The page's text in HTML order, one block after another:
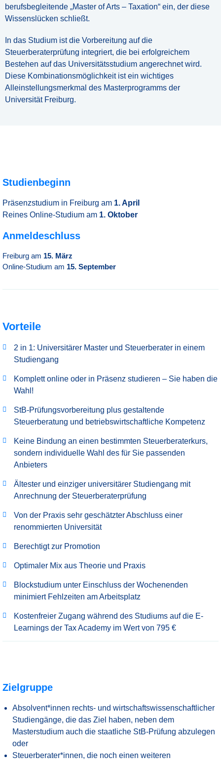
berufsbegleitende „Master of Arts – Taxation“ ein, der diese
Wissenslücken schließt.
In das Studium ist die Vorbereitung auf die
Steuerberaterprüfung integriert, die bei erfolgreichem
Bestehen auf das Universitätsstudium angerechnet wird.
Diese Kombinationsmöglichkeit ist ein wichtiges
Alleinstellungsmerkmal des Masterprogramms der
Universität Freiburg.
Studienbeginn
Präsenzstudium in Freiburg am 1. April
Reines Online-Studium am 1. Oktober
Anmeldeschluss
Freiburg am 15. März
Online-Studium am 15. September
Vorteile
2 in 1: Universitärer Master und Steuerberater in einem
Studiengang
Komplett online oder in Präsenz studieren –Sie haben die
Wahl!
StB-Prüfungsvorbereitung plus gestaltende
Steuerberatung und betriebswirtschaftliche Kompetenz
Keine Bindung an einen bestimmten Steuerberaterkurs,
sondern individuelle Wahl des für Sie passenden
Anbieters
Ältester und einziger universitärer Studiengang mit
Anrechnung der Steuerberaterprüfung
Von der Praxis sehr geschätzter Abschluss einer
renommierten Universität
Berechtigt zur Promotion
Optimaler Mix aus Theorie und Praxis
Blockstudium unter Einschluss der Wochenenden
minimiert Fehlzeiten am Arbeitsplatz
Kostenfreier Zugang während des Studiums auf die E-
Learnings der Tax Academy im Wert von 795 €
Zielgruppe
Absolvent*innen rechts- und wirtschaftswissenschaftlicher
Studiengänge, die das Ziel haben, neben dem
Masterstudium auch die staatliche StB-Prüfung abzulegen
oder
Steuerberater*innen, die noch einen weiteren